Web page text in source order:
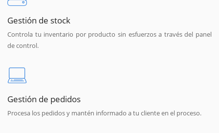
Gestión de stock
Controla tu inventario por producto sin esfuerzos a través del panel
de control.
Gestión de pedidos
Procesa los pedidos y mantén informado a tu cliente en el proceso.